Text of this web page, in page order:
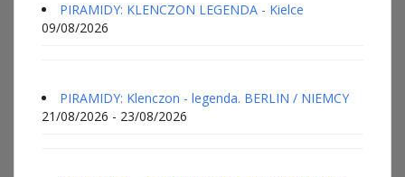
PIRAMIDY: KLENCZON LEGENDA - Kielce
09/08/2026
PIRAMIDY: Klenczon - legenda. BERLIN / NIEMCY
21/08/2026 - 23/08/2026